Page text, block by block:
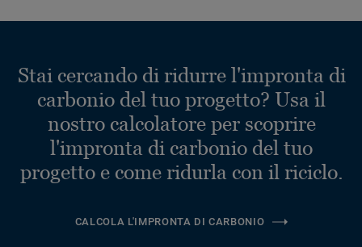
Stai cercando di ridurre l'impronta di
carbonio del tuo progetto? Usa il
nostro calcolatore per scoprire
l'impronta di carbonio del tuo
progetto e come ridurla con il riciclo.
CALCOLA L'IMPRONTA DI CARBONIO